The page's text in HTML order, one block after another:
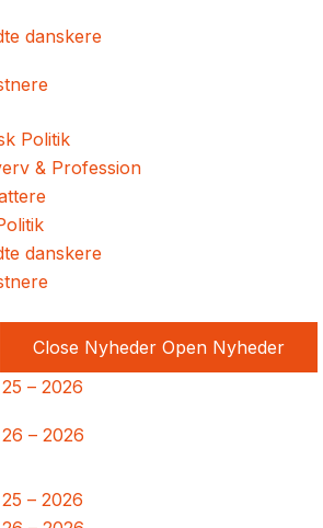
danskere
Politik
& Profession
danskere
Close Nyheder Open Nyheder
– 2026
– 2026
– 2026